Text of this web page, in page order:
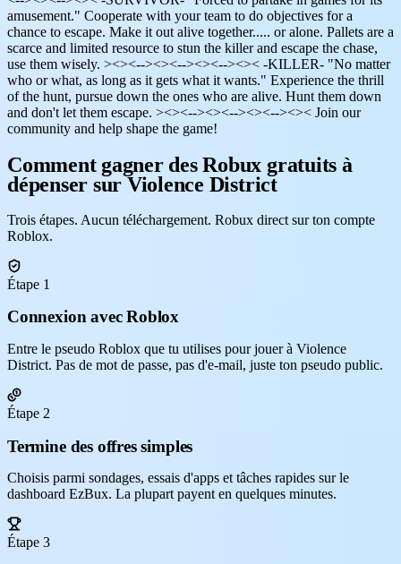
amusement." Cooperate with your team to do objectives for a
chance to escape. Make it out alive together..... or alone. Pallets are a
scarce and limited resource to stun the killer and escape the chase,
use them wisely. ><><--><><--><><--><>< -KILLER- "No matter
who or what, as long as it gets what it wants." Experience the thrill
of the hunt, pursue down the ones who are alive. Hunt them down
and don't let them escape. ><><--><><--><><--><>< Join our
community and help shape the game!
Comment gagner des Robux gratuits à
dépenser sur Violence District
Trois étapes. Aucun téléchargement. Robux direct sur ton compte
Roblox.
Étape 1
Connexion avec Roblox
Entre le pseudo Roblox que tu utilises pour jouer à Violence
District. Pas de mot de passe, pas d'e-mail, juste ton pseudo public.
Étape 2
Termine des offres simples
Choisis parmi sondages, essais d'apps et tâches rapides sur le
dashboard EzBux. La plupart payent en quelques minutes.
Étape 3